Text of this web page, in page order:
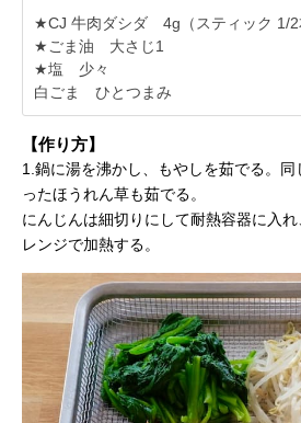
★CJ 牛肉ダシダ 4g（スティック 1/2
★ごま油 大さじ1
★塩 少々
白ごま ひとつまみ
【作り方】
1.鍋に湯を沸かし、もやしを茹でる。
ったほうれん草も茹でる。
にんじんは細切りにして耐熱容器に入
レンジで加熱する。